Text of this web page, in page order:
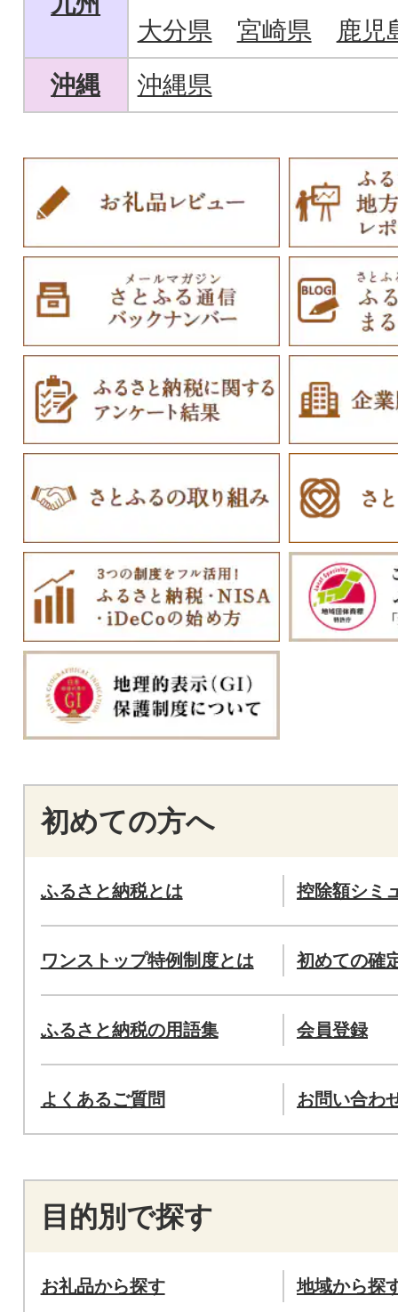
大分県
宮崎県
鹿児
沖縄
沖縄県
初めての方へ
ふるさと納税とは 控除額シミ
ワンストップ特例制度とは 初めての確
ふるさと納税の用語集 会員登録
よくあるご質問 お問い合わ
目的別で探す
お礼品から探す 地域から探